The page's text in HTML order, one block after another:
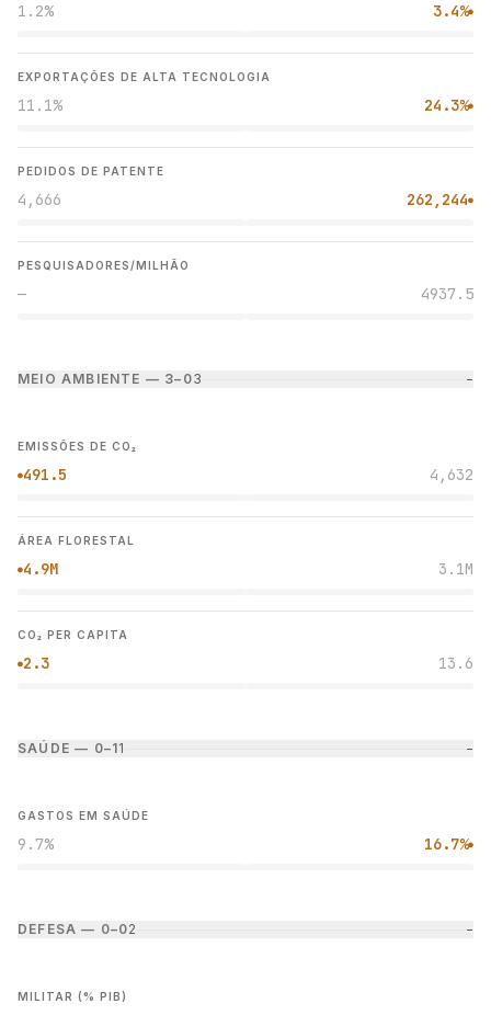
1.2% 3.4%●
EXPORTAÇÕES DE ALTA TECNOLOGIA
11.1% 24.3%●
PEDIDOS DE PATENTE
4,666 262,244●
PESQUISADORES/MILHÃO
— 4937.5
MEIO AMBIENTE — 3–03 −
EMISSÕES DE CO₂
●491.5 4,632
ÁREA FLORESTAL
●4.9M 3.1M
CO₂ PER CAPITA
●2.3 13.6
SAÚDE — 0–11 −
GASTOS EM SAÚDE
9.7% 16.7%●
DEFESA — 0–02 −
MILITAR (% PIB)